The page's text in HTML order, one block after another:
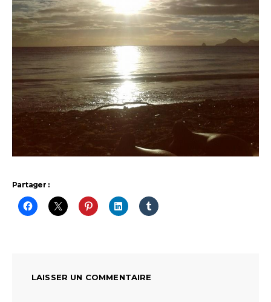
Partager :
LAISSER UN COMMENTAIRE